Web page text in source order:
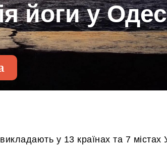
йоги у
у 13 країнах та 7 містах